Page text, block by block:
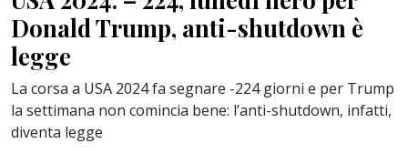
Donald Trump, anti-shutdown è
legge
La corsa a USA 2024 fa segnare -224 giorni e per Trump
la settimana non comincia bene: l’anti-shutdown, infatti,
diventa legge